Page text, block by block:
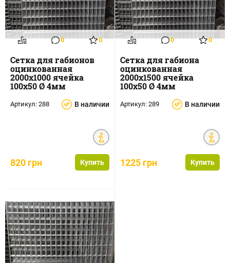
0 0
Сетка для габионов
оцинкованная
2000х1000 ячейка
100х50 Ø 4мм
Артикул: 288 В наличии
820 грн Купить
0 0
Сетка для габиона
оцинкованная
2000х1500 ячейка
100х50 Ø 4мм
Артикул: 289 В наличии
1225 грн Купить